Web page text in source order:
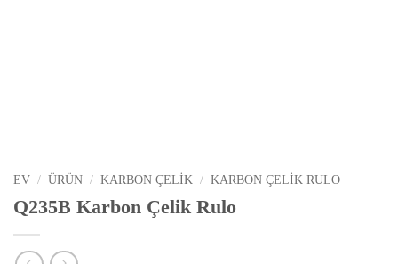
EV / ÜRÜN / KARBON ÇELIK / KARBON ÇELIK RULO
Q235B Karbon Çelik Rulo